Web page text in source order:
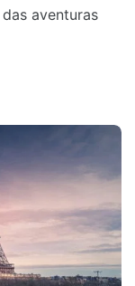
aventuras